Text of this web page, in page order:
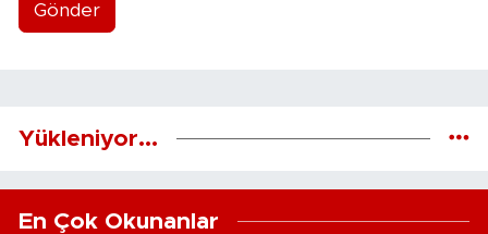
Gönder
Yükleniyor...
En Çok Okunanlar